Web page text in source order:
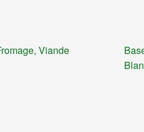
Viande